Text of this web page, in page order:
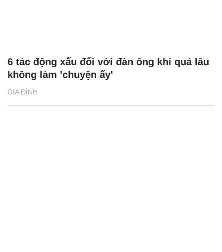
GIA ĐÌNH
6 tác động xấu đối với đàn ông khi quá lâu
không làm 'chuyện ấy'